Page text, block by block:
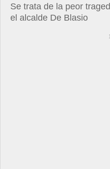
Se trata de la peor
el alcalde De Blasio
1